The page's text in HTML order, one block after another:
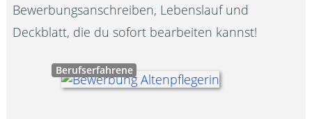
Bewerbungsanschreiben, Lebenslauf und
Deckblatt, die du sofort bearbeiten kannst!
Berufserfahrene